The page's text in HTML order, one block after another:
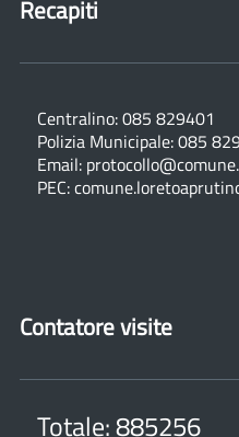
Recapiti
Centralino: 085 829401
Polizia Municipale: 085
Email:
PEC:
Contatore visite
Totale: 885256